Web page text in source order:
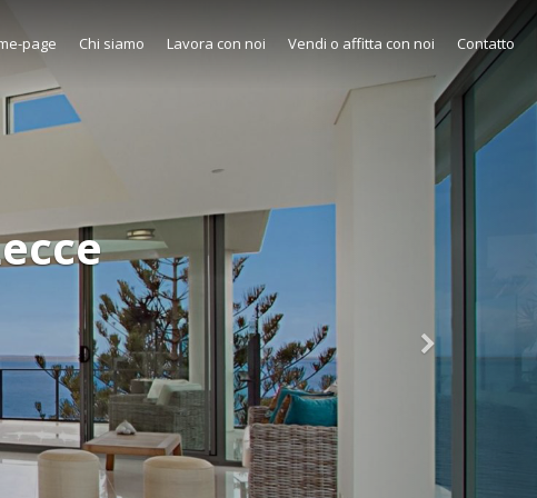
page Chi siamo Lavora con noi Vendi o affitta con noi Contatto